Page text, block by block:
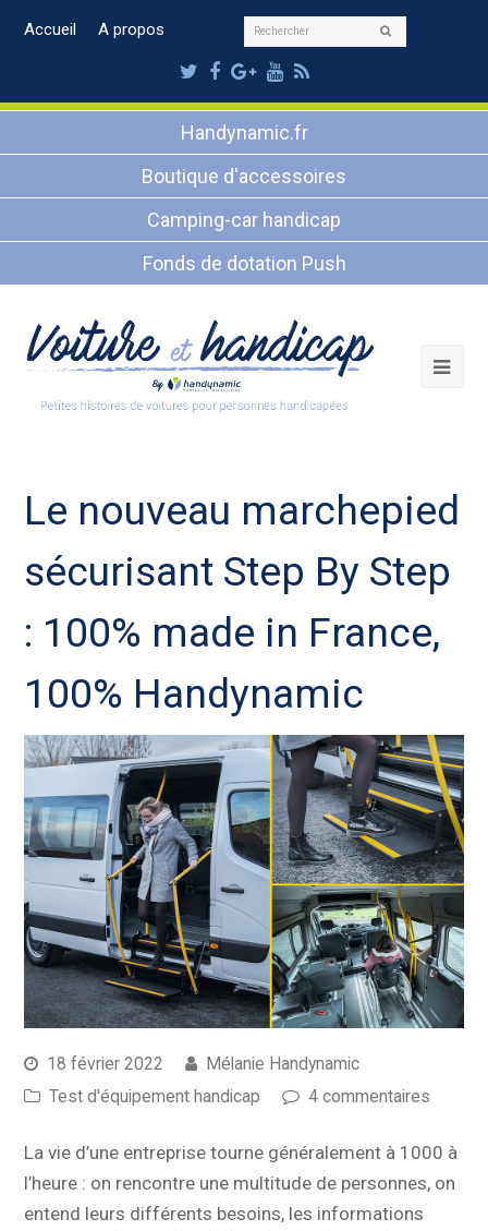
Accueil A propos Rechercher
Twitter
Facebook
Google
Plus
Youtube
RSS
Handynamic.fr
Boutique d'accessoires
Camping-car handicap
Fonds de dotation Push
Le nouveau marchepied
sécurisant Step By Step
: 100% made in France,
100% Handynamic
18 février 2022
Mélanie Handynamic
Test d'équipement handicap
4 commentaires
La vie d’une entreprise tourne généralement à 1000 à
l’heure : on rencontre une multitude de personnes, on
entend leurs différents besoins, les informations